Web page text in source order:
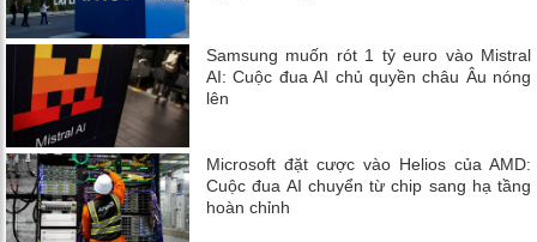
Samsung muốn rót 1 tỷ euro vào Mistral
AI: Cuộc đua AI chủ quyền châu Âu nóng
lên
Microsoft đặt cược vào Helios của AMD:
Cuộc đua AI chuyển từ chip sang hạ tầng
hoàn chỉnh